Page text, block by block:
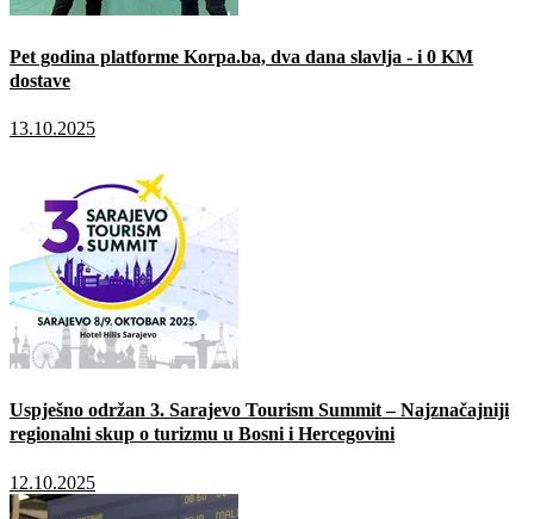
Pet godina platforme Korpa.ba, dva dana slavlja - i 0 KM
dostave
13.10.2025
Uspješno održan 3. Sarajevo Tourism Summit – Najznačajniji
regionalni skup o turizmu u Bosni i Hercegovini
12.10.2025